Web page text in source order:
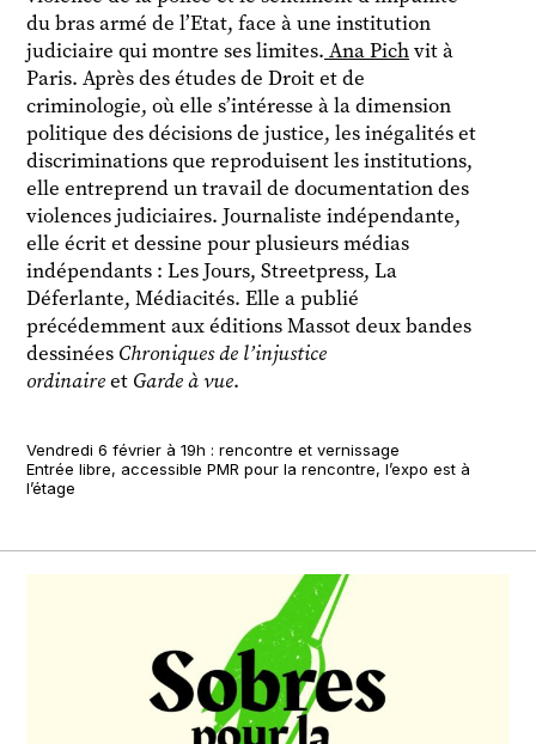
du bras armé de l’Etat, face à une institution
judiciaire qui montre ses limites. Ana Pichvit à
Paris. Après des études de Droit et de
criminologie, où elle s’intéresse à la dimension
politique des décisions de justice, les inégalités et
discriminations que reproduisent les institutions,
elle entreprend un travail de documentation des
violences judiciaires. Journaliste indépendante,
elle écrit et dessine pour plusieurs médias
indépendants : Les Jours, Streetpress, La
Déferlante, Médiacités. Elle a publié
précédemment aux éditions Massot deux bandes
dessinées Chroniques de l’injustice
ordinaireet Garde à vue.
Vendredi 6 février à 19h : rencontre et vernissage
Entrée libre, accessible PMR pour la rencontre, l’expo est à
l’étage